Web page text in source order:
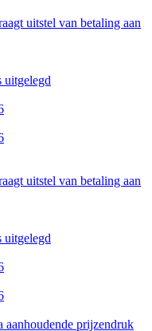
uitstel van betaling aan
uitgelegd
uitstel van betaling aan
uitgelegd
aanhoudende prijzendruk